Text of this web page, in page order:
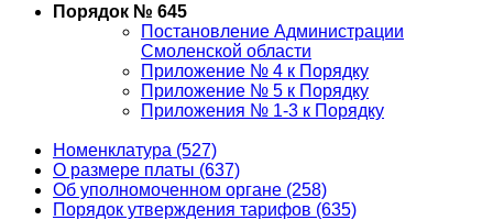
Порядок № 645
Постановление Администрации
Смоленской области
Приложение № 4 к Порядку
Приложение № 5 к Порядку
Приложения № 1-3 к Порядку
Номенклатура (527)
О размере платы (637)
Об уполномоченном органе (258)
Порядок утверждения тарифов (635)